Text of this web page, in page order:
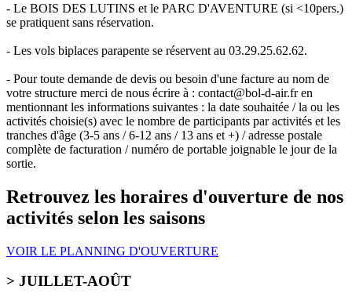
- Le BOIS DES LUTINS et le PARC D'AVENTURE (si <10pers.)
se pratiquent sans réservation.
- Les vols biplaces parapente se réservent au 03.29.25.62.62.
- Pour toute demande de devis ou besoin d'une facture au nom de
votre structure merci de nous écrire à : contact@bol-d-air.fr en
mentionnant les informations suivantes : la date souhaitée / la ou les
activités choisie(s) avec le nombre de participants par activités et les
tranches d'âge (3-5 ans / 6-12 ans / 13 ans et +) / adresse postale
complète de facturation / numéro de portable joignable le jour de la
sortie.
Retrouvez les horaires d'ouverture de nos
activités selon les saisons
VOIR LE PLANNING D'OUVERTURE
> JUILLET-AOÛT